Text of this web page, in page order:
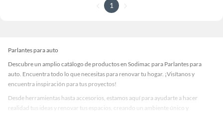
1
Parlantes para auto
Descubre un amplio catálogo de productos en Sodimac para Parlantes para
auto. Encuentra todo lo que necesitas para renovar tu hogar. ¡Visítanos y
encuentra inspiración para tus proyectos!
Desde herramientas hasta accesorios, estamos aquí para ayudarte a hacer
realidad tus ideas y renovar tus espacios, creando un ambiente único y